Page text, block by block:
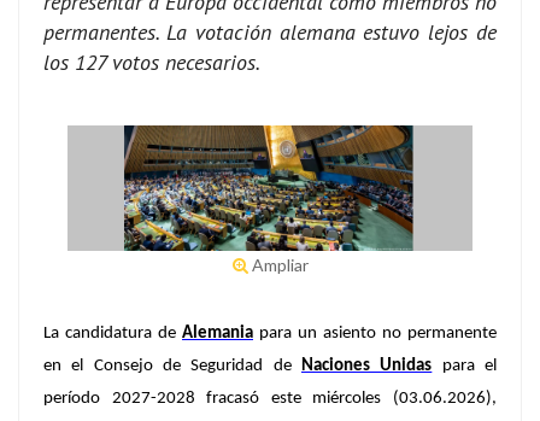
permanentes. La votación alemana estuvo lejos de
los 127 votos necesarios.
Ampliar
La candidatura de Alemania para un asiento no permanente
en el Consejo de Seguridad de Naciones Unidas para el
período 2027-2028 fracasó este miércoles (03.06.2026),